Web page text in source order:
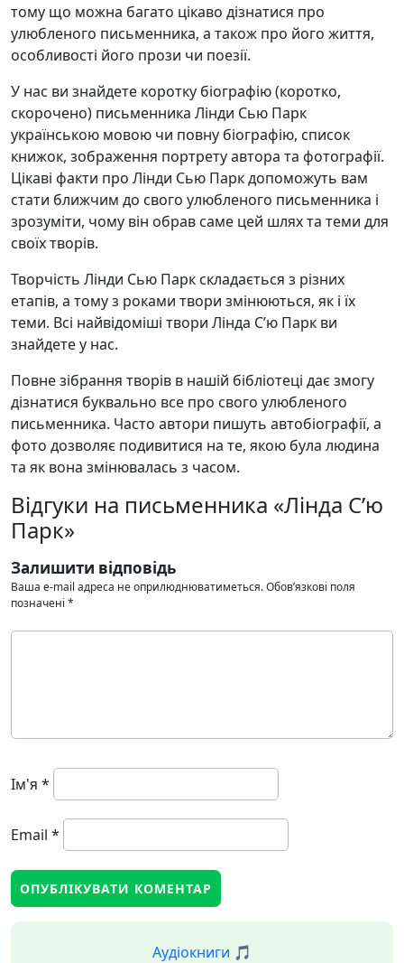
тому що можна багато цікаво дізнатися про
улюбленого письменника, а також про його життя,
особливості його прози чи поезії.
У нас ви знайдете коротку біографію (коротко,
скорочено) письменника Лінди Сью Парк
українською мовою чи повну біографію, список
книжок, зображення портрету автора та фотографії.
Цікаві факти про Лінди Сью Парк допоможуть вам
стати ближчим до свого улюбленого письменника і
зрозуміти, чому він обрав саме цей шлях та теми для
своїх творів.
Творчість Лінди Сью Парк складається з різних
етапів, а тому з роками твори змінюються, як і їх
теми. Всі найвідоміші твори Лінда С’ю Парк ви
знайдете у нас.
Повне зібрання творів в нашій бібліотеці дає змогу
дізнатися буквально все про свого улюбленого
письменника. Часто автори пишуть автобіографії, а
фото дозволяє подивитися на те, якою була людина
та як вона змінювалась з часом.
Відгуки на письменника «Лінда С’ю
Парк»
Залишити відповідь
Ваша e-mail адреса не оприлюднюватиметься.Обов’язкові поля
позначені *
Ім'я *
Email *
Аудіокниги 🎵